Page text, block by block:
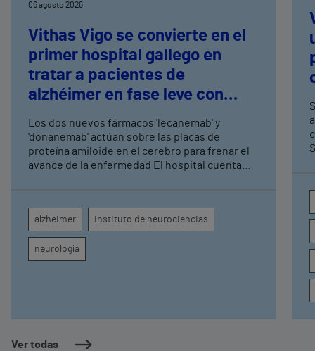
Ver todas
06 agosto 2026
Vithas Vigo se convierte en el
primer hospital gallego en
tratar a pacientes de
alzhéimer en fase leve con
terapias antiamiloide
Los dos nuevos fármacos 'lecanemab' y
'donanemab' actúan sobre las placas de
proteína amiloide en el cerebro para frenar el
avance de la enfermedad El hospital cuenta
seguimiento clínico de cada paciente
alzheimer instituto de neurociencias
neurología